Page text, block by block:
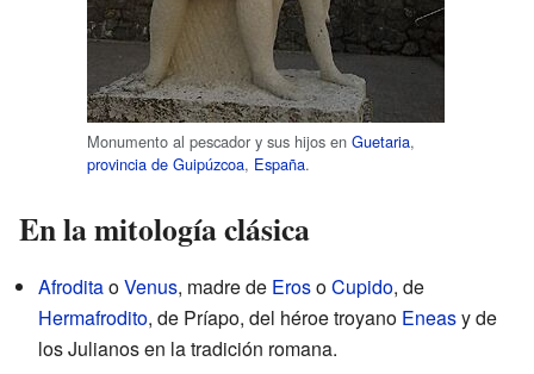
Monumento al pescador y sus hijos en Guetaria,
provincia de Guipúzcoa, España.
En la mitología clásica
AfroditaoVenus, madre de ErosoCupido, de
Hermafrodito, de Príapo, del héroe troyano Eneasy de
los Julianos en la tradición romana.